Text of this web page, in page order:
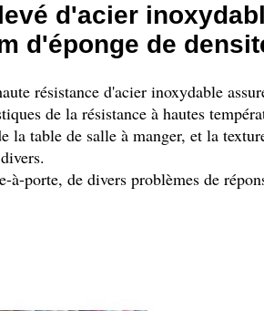
d'acier
d'éponge de
résistance d'acier inoxydable
de la résistance à hautes
table de salle à manger, et la
porte, de divers problèmes de